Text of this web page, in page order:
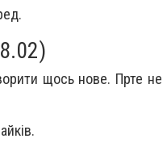
щось нове. Прте не